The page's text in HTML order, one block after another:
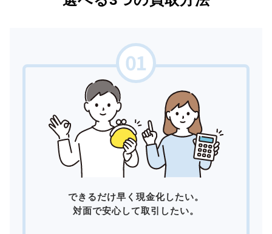
できるだけ早く現金化したい。
対面で安心して取引したい。